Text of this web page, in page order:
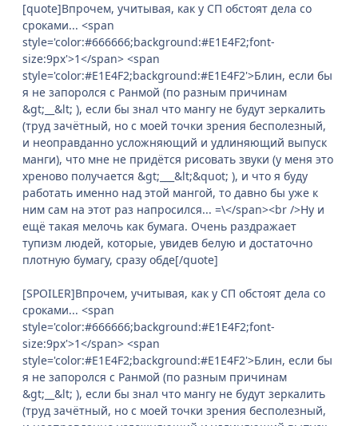
[quote]Впрочем, учитывая, как у СП обстоят дела со
сроками... <span
style='color:#666666;background:#E1E4F2;font-
size:9px'>1</span> <span
style='color:#E1E4F2;background:#E1E4F2'>Блин, если бы
я не запоролся с Ранмой (по разным причинам
&gt;__&lt; ), если бы знал что мангу не будут зеркалить
(труд зачётный, но с моей точки зрения бесполезный,
и неоправданно усложняющий и удлиняющий выпуск
манги), что мне не придётся рисовать звуки (у меня это
хреново получается &gt;___&lt;&quot; ), и что я буду
работать именно над этой мангой, то давно бы уже к
ним сам на этот раз напросился... =\</span><br />Ну и
ещё такая мелочь как бумага. Очень раздражает
тупизм людей, которые, увидев белую и достаточно
плотную бумагу, сразу обде[/quote]
[SPOILER]Впрочем, учитывая, как у СП обстоят дела со
сроками... <span
style='color:#666666;background:#E1E4F2;font-
size:9px'>1</span> <span
style='color:#E1E4F2;background:#E1E4F2'>Блин, если бы
я не запоролся с Ранмой (по разным причинам
&gt;__&lt; ), если бы знал что мангу не будут зеркалить
(труд зачётный, но с моей точки зрения бесполезный,